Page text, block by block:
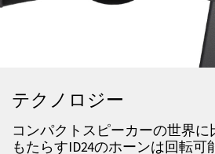
テクノロジー
コンパクトスピーカーの世界
もたらすID24のホーンは回転可